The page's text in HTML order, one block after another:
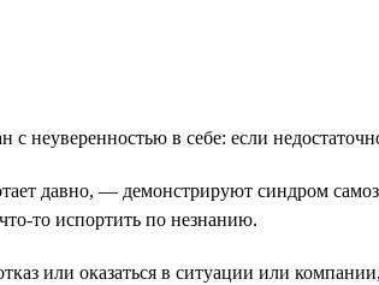
с неуверенностью в себе: если
давно, — демонстрируют синдром
то испортить по незнанию.
или оказаться в ситуации или